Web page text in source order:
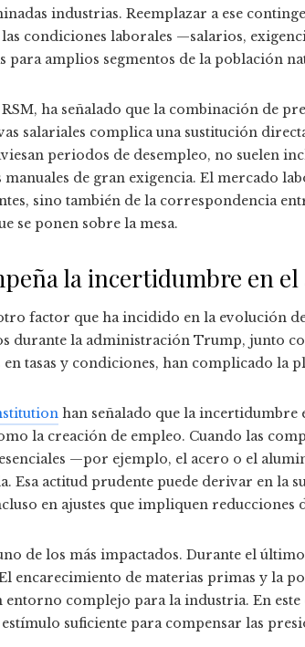
industrias. Reemplazar a ese
condiciones laborales —salarios,
amplios segmentos de la población
ha señalado que la combinación de
salariales complica una sustitución
periodos de desempleo, no suelen
de gran exigencia. El mercado
sino también de la correspondencia
se ponen sobre la mesa.
la incertidumbre en
factor que ha incidido en la evolución
durante la administración Trump, junto
tasas y condiciones, han complicado la
han señalado que la incertidumbre
la creación de empleo. Cuando las
—por ejemplo, el acero o el
Esa actitud prudente puede derivar en la
en ajustes que impliquen reducciones
de los más impactados. Durante el
encarecimiento de materias primas y la
entorno complejo para la industria. En
suficiente para compensar las